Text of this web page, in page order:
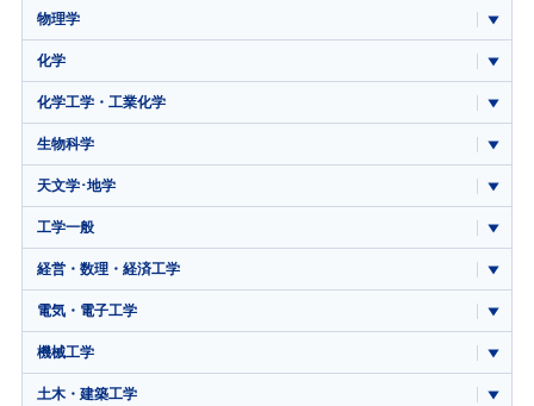
物理学
化学
化学工学・工業化学
生物科学
天文学･地学
工学一般
経営・数理・経済工学
電気・電子工学
機械工学
土木・建築工学